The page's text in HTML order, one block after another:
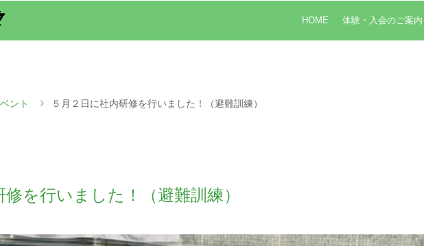
HOME 体験・入会のご案内
ント ５月２日に社内研修を行いました！（避難訓練）
修を行いました！（避難訓練）